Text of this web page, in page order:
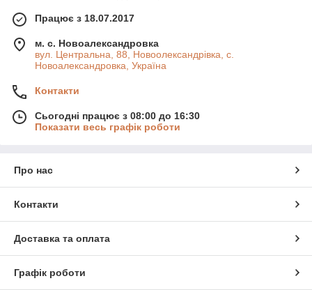
Працює з 18.07.2017
м. с. Новоалександровка
вул. Центральна, 88, Новоолександрівка, с.
Новоалександровка, Україна
Контакти
Сьогодні працює з 08:00 до 16:30
Показати весь графік роботи
Про нас
Контакти
Доставка та оплата
Графік роботи